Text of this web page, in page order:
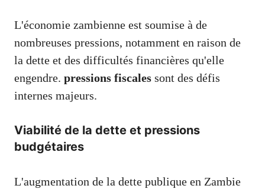
L'économie zambienne est soumise à de
nombreuses pressions, notamment en raison de
la dette et des difficultés financières qu'elle
engendre. pressions fiscales sont des défis
internes majeurs.
Viabilité de la dette et pressions
budgétaires
L'augmentation de la dette publique en Zambie